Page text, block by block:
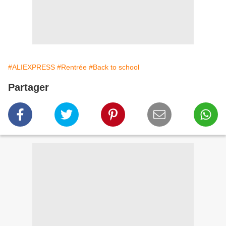
#ALIEXPRESS #Rentrée #Back to school
Partager